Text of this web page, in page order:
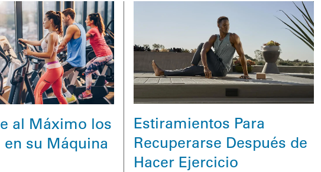
al Máximo los
su Máquina
Estiramientos Para
Recuperarse Después de
Hacer Ejercicio